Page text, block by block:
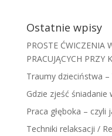
Ostatnie wpisy
PROSTE ĆWICZENIA
PRACUJĄCYCH PRZY
Traumy dzieciństwa –
Gdzie zjeść śniadanie
Praca głęboka – czyli
Techniki relaksacji /